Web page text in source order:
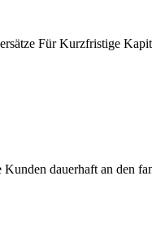
Für Kurzfristige
dauerhaft an den